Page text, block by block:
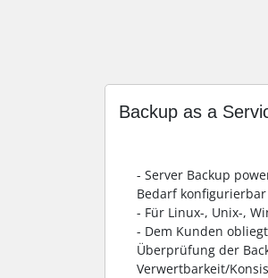
Backup as a
- Server Backup
Bedarf konfigurierbar
- Für Linux-, Unix-,
- Dem Kunden
Überprüfung der
Verwertbarkeit/